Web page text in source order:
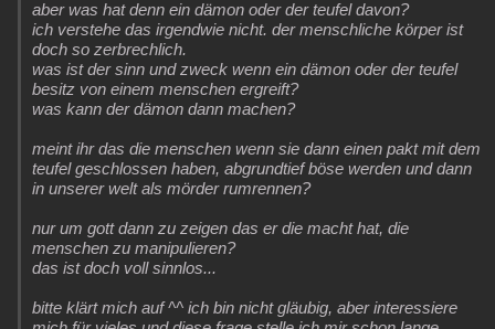
aber was hat denn ein dämon oder der teufel davon?
ich verstehe das irgendwie nicht. der menschliche körper ist
doch so zerbrechlich.
was ist der sinn und zweck wenn ein dämon oder der teufel
besitz von einem menschen ergreift?
was kann der dämon dann machen?
meint ihr das die menschen wenn sie dann einen pakt mit dem
teufel geschlossen haben, abgrundtief böse werden und dann
in unserer welt als mörder rumrennen?
nur um gott dann zu zeigen das er die macht hat, die
menschen zu manipulieren?
das ist doch voll sinnlos...
bitte klärt mich auf ^^ ich bin nicht gläubig, aber interessiere